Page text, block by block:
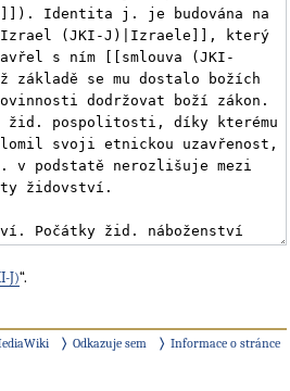
J)“.
Odkazuje sem Informace o stránce